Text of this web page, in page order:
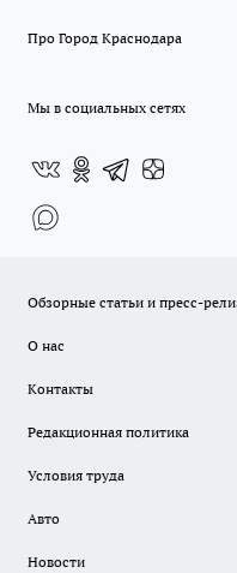
Про Город Краснодара
Мы в социальных сетях
Обзорные статьи и пресс-
О нас
Контакты
Редакционная политика
Условия труда
Авто
Новости